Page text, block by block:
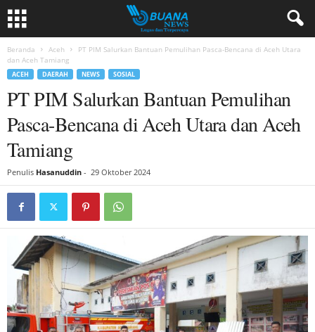
Beranda Aceh
PT PIM Salurkan Bantuan Pemulihan Pasca-Bencana di Aceh Utara
dan Aceh Tamiang
ACEH DAERAH NEWS SOSIAL
PT PIM Salurkan Bantuan Pemulihan
Pasca-Bencana di Aceh Utara dan Aceh
Tamiang
Penulis Hasanuddin - 29 Oktober 2024